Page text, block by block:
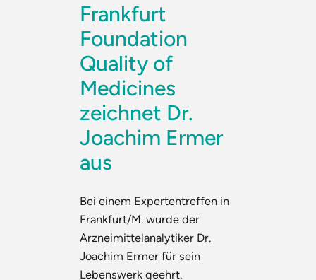
Frankfurt
Foundation
Quality of
Medicines
zeichnet Dr.
Joachim Ermer
aus
Bei einem Expertentreffen in
Frankfurt/M. wurde der
Arzneimittelanalytiker Dr.
Joachim Ermer für sein
Lebenswerk geehrt.